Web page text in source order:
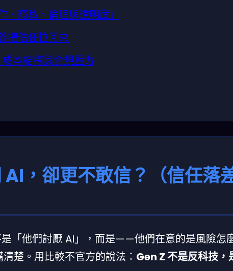
隱私、倫理與透明度」
把信任拉回來
本結構與合規壓力
，卻更不敢信？（信任落
「他們討厭 AI」，而是——他們在意的是風險怎
楚。用比較不官方的說法： Gen Z 不是反科技，